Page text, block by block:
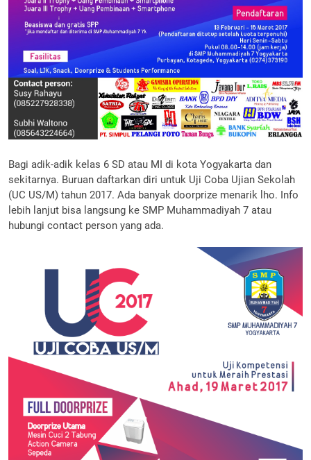
Bagi adik-adik kelas 6 SD atau MI di kota Yogyakarta dan
sekitarnya. Buruan daftarkan diri untuk Uji Coba Ujian Sekolah
(UC US/M) tahun 2017. Ada banyak doorprize menarik lho. Info
lebih lanjut bisa langsung ke SMP Muhammadiyah 7 atau
hubungi contact person yang ada.